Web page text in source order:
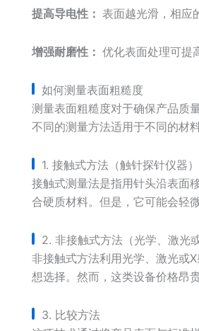
提高导电性： 表面越光滑，相应
增强耐磨性： 优化表面处理可提
如何测量表面粗糙度
测量表面粗糙度对于确保产品质
不同的测量方法适用于不同的材
1. 接触式方法（触针探针仪器）
接触式测量法是指用针头沿表面
合硬质材料。但是，它可能会轻
2. 非接触式方法（光学、激光或
非接触式方法利用光学、激光或
想选择。然而，这类设备价格昂
3. 比较方法